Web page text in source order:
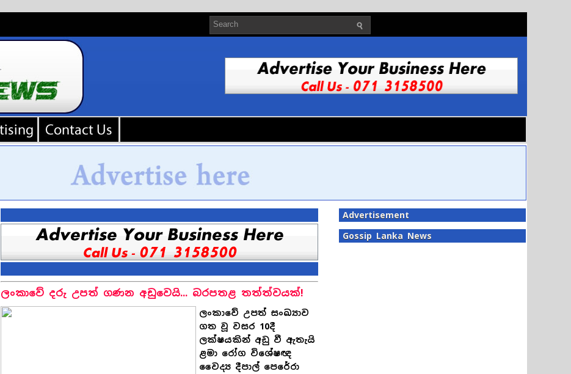
ලංකාවේ දරු උපත් ගණන අඩුවෙයි... බරපතළ තත්ත්වයක්!
ලංකාවේ උපත් සංඛ්‍යාව
ගත වූ වසර 10දී
ලක්ෂයකින් අඩු වී ඇතැයි
ළමා රෝග විශේෂඥ
වෛද්‍ය දීපාල් පෙරේරා
Advertisement
Gossip Lanka News